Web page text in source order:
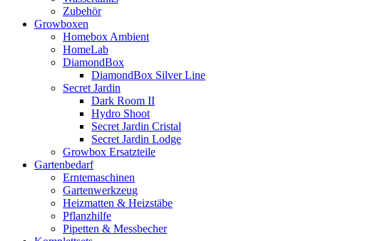
Zubehör
Growboxen
Homebox Ambient
HomeLab
DiamondBox
DiamondBox Silver Line
Secret Jardin
Dark Room II
Hydro Shoot
Secret Jardin Cristal
Secret Jardin Lodge
Growbox Ersatzteile
Gartenbedarf
Erntemaschinen
Gartenwerkzeug
Heizmatten & Heizstäbe
Pflanzhilfe
Pipetten & Messbecher